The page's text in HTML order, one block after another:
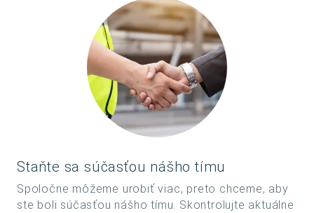
Staňte sa súčasťou nášho tímu
Spoločne môžeme urobiť viac, preto chceme, aby
ste boli súčasťou nášho tímu. Skontrolujte aktuálne